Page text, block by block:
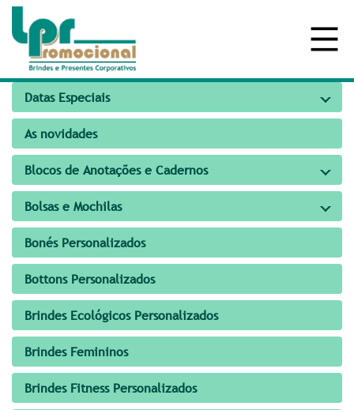
Datas Especiais
As novidades
Blocos de Anotações e Cadernos
Bolsas e Mochilas
Bonés Personalizados
Bottons Personalizados
Brindes Ecológicos Personalizados
Brindes Femininos
Brindes Fitness Personalizados